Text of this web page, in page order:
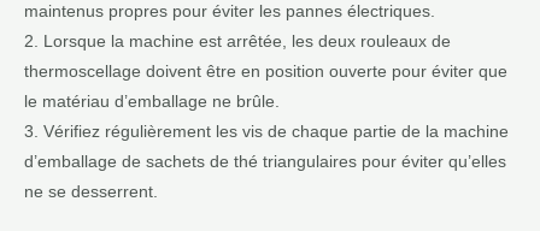
maintenus propres pour éviter les pannes électriques.
2. Lorsque la machine est arrêtée, les deux rouleaux de
thermoscellage doivent être en position ouverte pour éviter que
le matériau d’emballage ne brûle.
3. Vérifiez régulièrement les vis de chaque partie de la machine
d’emballage de sachets de thé triangulaires pour éviter qu’elles
ne se desserrent.